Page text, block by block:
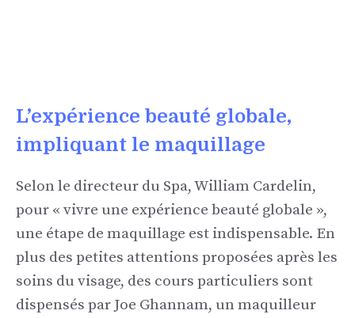
L’expérience beauté globale,
impliquant le maquillage
Selon le directeur du Spa, William Cardelin,
pour « vivre une expérience beauté globale »,
une étape de maquillage est indispensable. En
plus des petites attentions proposées après les
soins du visage, des cours particuliers sont
dispensés par Joe Ghannam, un maquilleur